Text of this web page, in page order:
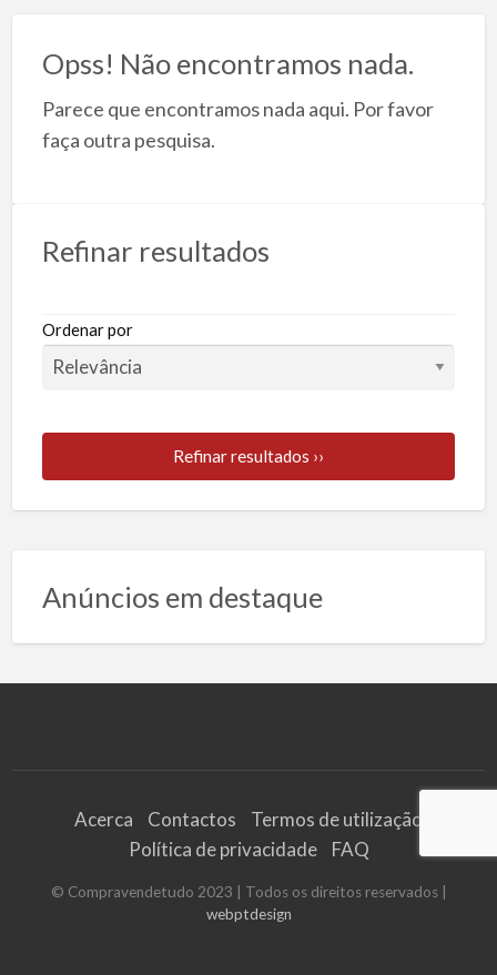
Opss! Não encontramos nada.
Parece que encontramos nada aqui. Por favor
faça outra pesquisa.
Refinar resultados
Ordenar por
Refinar resultados ››
Anúncios em destaque
Acerca Contactos
Termos de utilização
Política de privacidade
FAQ
© Compravendetudo 2023 | Todos os direitos reservados |
webptdesign